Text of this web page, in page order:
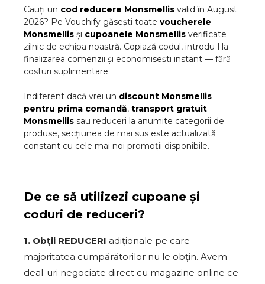
Cauți un cod reducere Monsmellis valid în August
2026? Pe Vouchify găsești toate voucherele
Monsmellis și cupoanele Monsmellis verificate
zilnic de echipa noastră. Copiază codul, introdu-l la
finalizarea comenzii și economisești instant — fără
costuri suplimentare.
Indiferent dacă vrei un discount Monsmellis
pentru prima comandă, transport gratuit
Monsmellis sau reduceri la anumite categorii de
produse, secțiunea de mai sus este actualizată
constant cu cele mai noi promoții disponibile.
De ce să utilizezi cupoane și
coduri de reduceri?
1. Obții REDUCERI adiționale pe care
majoritatea cumpărătorilor nu le obțin. Avem
deal-uri negociate direct cu magazine online ce